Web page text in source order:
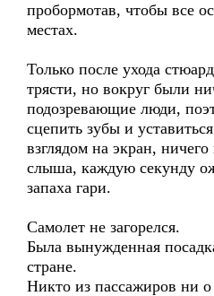
пробормотав, чтобы все
местах.
Только после ухода
трясти, но вокруг были
подозревающие люди,
сцепить зубы и
взглядом на экран,
слыша, каждую секунду
запаха гари.
Самолет не загорелся.
Была вынужденная
стране.
Никто из пассажиров ни о